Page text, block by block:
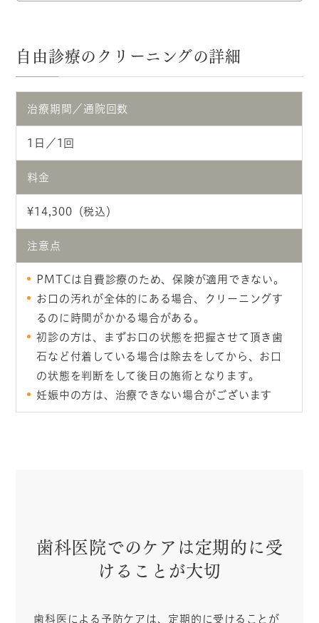
自由診療のクリーニングの詳細
治療期間／通院回数
1日／1回
料金
¥14,300（税込）
注意点
PMTCは自費診療のため、保険が適用できない。
お口の汚れが全体的にある場合、クリーニングす
るのに時間がかかる場合がある。
初診の方は、まずお口の状態を把握させて頂き歯
石など付着している場合は除去をしてから、お口
の状態を判断をして後日の施術となります。
妊娠中の方は、治療できない場合がございます
歯科医院でのケアは定期的に受
けることが大切
歯科医による予防ケアは、定期的に受けることが